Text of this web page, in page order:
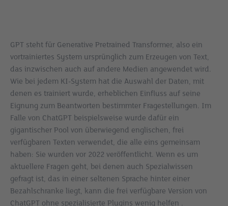
GPT steht für Generative Pretrained Transformer, also ein
vortrainiertes System ursprünglich zum Erzeugen von Text,
das inzwischen auch auf andere Medien angewendet wird.
Wie bei jedem KI-System hat die Auswahl der Daten, mit
denen es trainiert wurde, erheblichen Einfluss auf seine
Eignung zum Beantworten bestimmter Fragestellungen. Im
Falle von ChatGPT beispielsweise wurde dafür ein
gigantischer Pool von überwiegend englischen, frei
verfügbaren Texten verwendet, die alle eins gemeinsam
haben: Sie wurden vor 2022 veröffentlicht. Wenn es um
aktuellere Fragen geht, bei denen auch Spezialwissen
gefragt ist, das in einer seltenen Sprache hinter einer
Bezahlschranke liegt, kann die frei verfügbare Version von
ChatGPT ohne spezialisierte Plugins wenig helfen .